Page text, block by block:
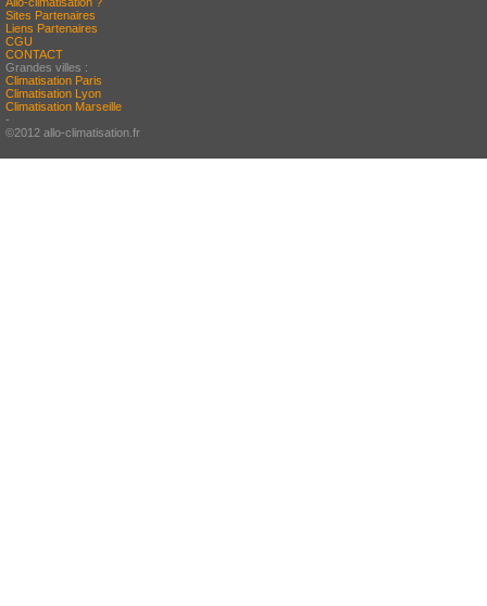
Sites Partenaires
Liens Partenaires
CGU
CONTACT
Grandes villes :
Climatisation Paris
Climatisation Lyon
Climatisation Marseille
-
©2012 allo-climatisation.fr